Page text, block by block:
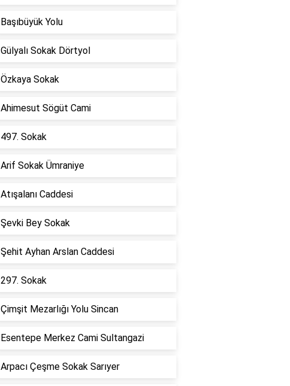
Başıbüyük Yolu
Gülyalı Sokak Dörtyol
Özkaya Sokak
Ahimesut Sögüt Cami
497. Sokak
Arif Sokak Ümraniye
Atışalanı Caddesi
Şevki Bey Sokak
Şehit Ayhan Arslan Caddesi
297. Sokak
Çimşit Mezarlığı Yolu Sincan
Esentepe Merkez Cami Sultangazi
Arpacı Çeşme Sokak Sarıyer